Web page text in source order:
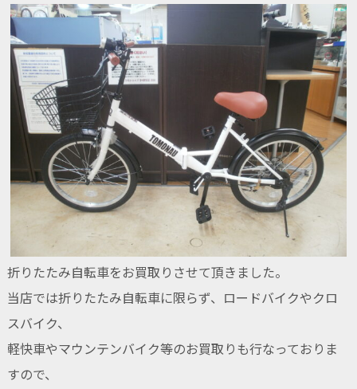
折りたたみ自転車をお買取りさせて頂きました。
当店では折りたたみ自転車に限らず、ロードバイクやクロ
スバイク、
軽快車やマウンテンバイク等のお買取りも行なっておりま
すので、